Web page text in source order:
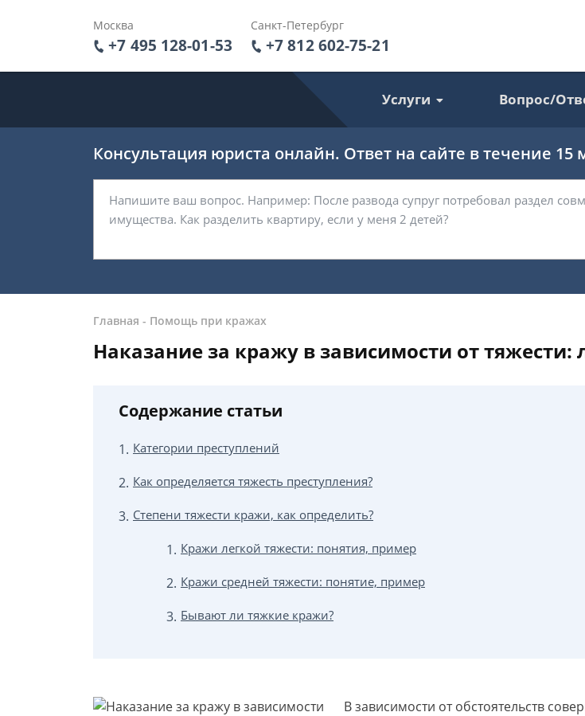
Москва
+7 495 128-01-53
Санкт-Петербург
+7 812 602-75-21
Услуги Вопрос/
Консультация юриста онлайн. Ответ на сайте в течение 15
Главная - Помощь при кражах
Наказание за кражу в зависимости от тяжести:
Содержание статьи
Категории преступлений
Как определяется тяжесть преступления?
Степени тяжести кражи, как определить?
Кражи легкой тяжести: понятия, пример
Кражи средней тяжести: понятие, пример
Бывают ли тяжкие кражи?
В зависимости от обстоятельств